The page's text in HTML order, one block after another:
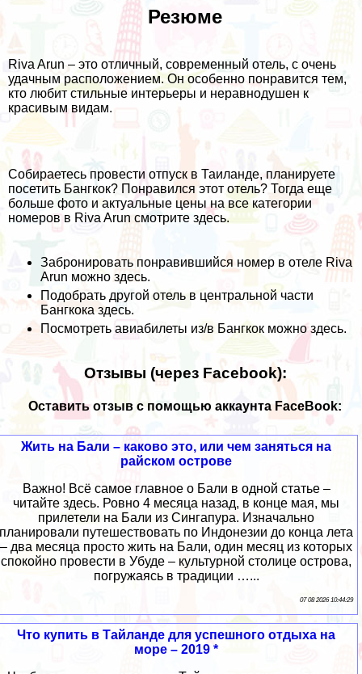
Резюме
Riva Arun – это отличный, современный отель, с очень
удачным расположением. Он особенно понравится тем,
кто любит стильные интерьеры и неравнодушен к
красивым видам.
Собираетесь провести отпуск в Таиланде, планируете
посетить Бангкок? Понравился этот отель? Тогда еще
больше фото и актуальные цены на все категории
номеров в Riva Arun смотрите здесь.
Забронировать понравившийся номер в отеле Riva
Arun можно здесь.
Подобрать другой отель в центральной части
Бангкока здесь.
Посмотреть авиабилеты из/в Бангкок можноздесь.
Отзывы (через Facebook):
Оставить отзыв с помощью аккаунта FaceBook:
Жить на Бали – каково это, или чем заняться на
райском острове
Важно! Всё самое главное о Бали в одной статье –
читайте здесь. Ровно 4 месяца назад, в конце мая, мы
прилетели на Бали из Сингапура. Изначально
планировали путешествовать по Индонезии до конца лета
– два месяца просто жить на Бали, один месяц из которых
спокойно провести в Убуде – культурной столице острова,
погружаясь в традиции …...
07 08 2026 10:44:29
Что купить в Тайланде для успешного отдыха на
море – 2019 *